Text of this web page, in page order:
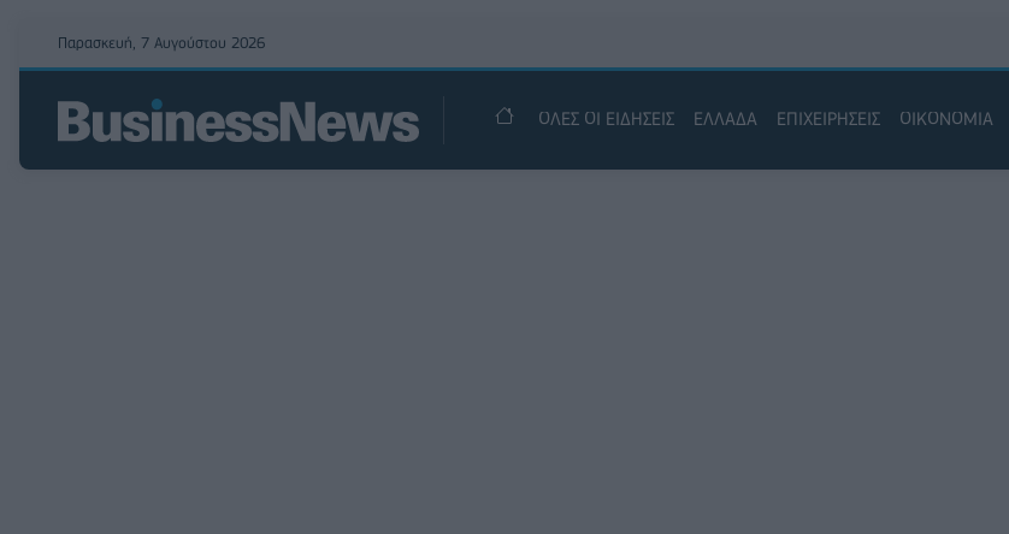
Παρασκευή, 7 Αυγούστου 2026
ΟΛΕΣ ΟΙ ΕΙΔΗΣΕΙΣ ΕΛΛΑΔΑ ΕΠΙΧΕΙΡΗΣΕΙΣ ΟΙΚΟΝΟΜΙΑ